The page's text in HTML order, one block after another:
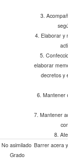
3.
4. Elaborar y
5.
elaborar
decretos y
6. Mantener
7. Mantener
8.
No asimilado
Grado
Barrer acera